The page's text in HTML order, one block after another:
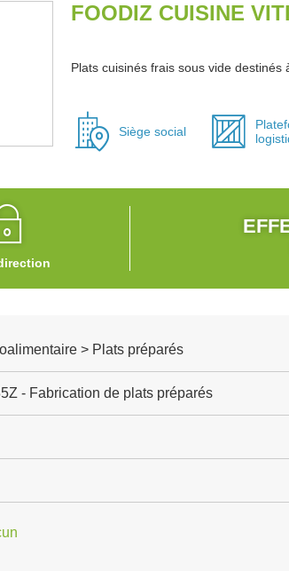
FOODIZ CUISINE
Plats cuisinés frais sous vide
Siège social
> Plats préparés
- Fabrication de plats préparés